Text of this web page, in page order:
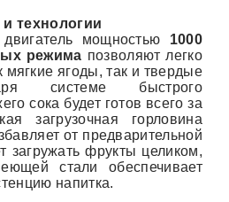
технологии
мощностью 1000
режима позволяют легко
мягкие ягоды, так и твердые
системе быстрого
сока будет готов всего за
загрузочная горловина
от предварительной
загружать фрукты целиком,
стали обеспечивает
напитка.